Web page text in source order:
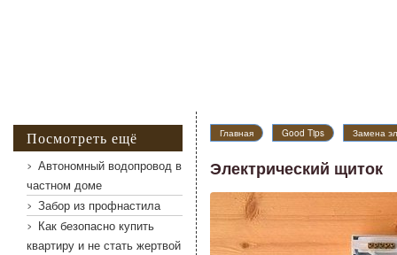
Главная Good Tips Замена
Электрический щиток
Посмотреть ещё
Автономный водопровод в
частном доме
Забор из профнастила
Как безопасно купить
квартиру и не стать жертвой